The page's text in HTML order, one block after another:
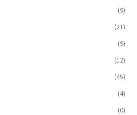
(9)
(21)
(9)
(12)
(45)
(4)
(0)